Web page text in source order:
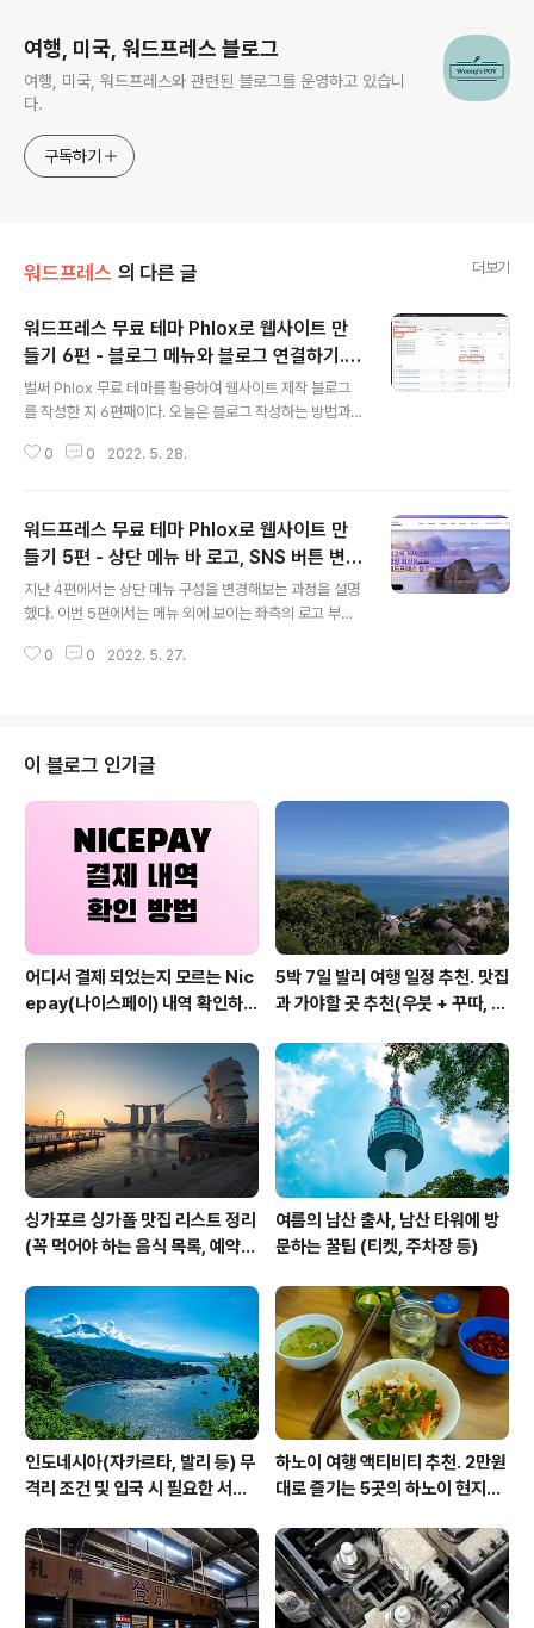
여행, 미국, 워드프레스 블로그
여행, 미국, 워드프레스와 관련된 블로그를 운영하고 있습니
다.
구독하기
워드프레스 의 다른 글 더보기
워드프레스 무료 테마 Phlox로 웹사이트 만
들기 6편 - 블로그 메뉴와 블로그 연결하기.
블로그 활용법.
벌써 Phlox 무료 테마를 활용하여 웹사이트 제작 블로그
를 작성한 지 6편째이다. 오늘은 블로그 작성하는 방법과
설명하려고 한다. 지난번 글에서 몇 번을 설명했듯이 페이
그대로 글(post)을 모아둔 페이지이며, 워드프레스에서 블
로그 페이지로 지정된 페이지는 post로 작성된 글들을 보
여주는 용도로 사용된다. 그럼 어떻게 어떤 페이지를 블로
그 용 페이지로 지정하여 블로그 글들을 보여주는지 그 방
법부터 시작해 보자. 1. 블로그 페이지 설정하는 방법 Setti
ng > Reading 메뉴로 진입한다. 가장 상단에 보이는 Yo
0 0 2022. 5. 28.
워드프레스 무료 테마 Phlox로 웹사이트 만
들기 5편 - 상단 메뉴 바 로고, SNS 버튼 변경
하기(무료 로고 만드는 방법 팁)
지난 4편에서는 상단 메뉴 구성을 변경해보는 과정을 설명
했다. 이번 5편에서는 메뉴 외에 보이는 좌측의 로고 부분
대해서 작성해보고자 한다. 이번 편까지 진행하면 메인 홈
에게 이 사이트가 어떤 사이트인지 알려주고 제대로 방문
한 것인지 알려줄 수 있는 로고를 수정해보자. 대부분의 웹
사이트는 방문자들이 들어오자마자 방문한 웹사이트가 방
문하고자 했던 웹사이트가 맞는지 확인시켜주기 위해서 로
고를 좌측 상단이나 혹은 중앙 상단부에 위치시키고는 한
다. 또한 사이트의 아이덴티티를 바로 알려주..
0 0 2022. 5. 27.
이 블로그 인기글
어디서 결제 되었는지 모르는 Nic
epay(나이스페이) 내역 확인하는
5박 7일 발리 여행 일정 추천. 맛집
과 가야할 곳 추천(우붓 + 꾸따, 세
싱가포르 싱가폴 맛집 리스트 정리
(꼭 먹어야 하는 음식 목록, 예약
여름의 남산 출사, 남산 타워에 방
문하는 꿀팁 (티켓, 주차장 등)
인도네시아(자카르타, 발리 등) 무
격리 조건 및 입국 시 필요한 서류
하노이 여행 액티비티 추천. 2만원
대로 즐기는 5곳의 하노이 현지인